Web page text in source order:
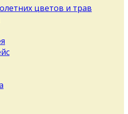
цветов и трав